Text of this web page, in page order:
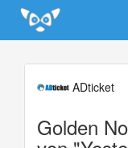
Update cookies preferences
ADticket
Golden